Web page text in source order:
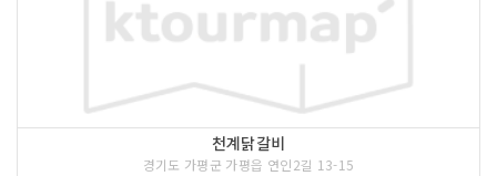
천계닭갈비
경기도 가평군 가평읍 연인2길 13-15